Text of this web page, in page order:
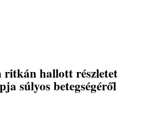
ritkán hallott részletet
súlyos betegségéről